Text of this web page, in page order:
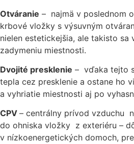
Otváranie – najmä v poslednom
krbové vložky s výsuvným
nielen estetickejšia, ale takisto sa
zadymeniu miestnosti.
Dvojité presklenie – vďaka tejto
tepla cez presklenie a ostane ho
a vyhriatie miestnosti aj po
CPV – centrálny prívod vzduchu
do ohniska vložky z exteriéru –
v nízkoenergetických domoch,